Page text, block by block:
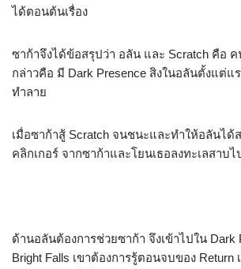
ได้ตอนต้นเรื่อง
ซาก้าจึงได้ข้อสรุปว่า อลัน และ Scratch คือ
กล่าวคือ มี Dark Presence สิงในอลันตั้งแต่แ
ทำลาย
เมื่อซาก้าสู้ Scratch จนชนะและทำให้อลันได้
คลิกเกอร์ จากซาก้าและโยนเธอลงทะเลสาบไ
ด้านอลันต้องการช่วยซาก้า จึงเข้าไปใน Dark
Bright Falls เขาต้องการรู้ตอนจบของ Return